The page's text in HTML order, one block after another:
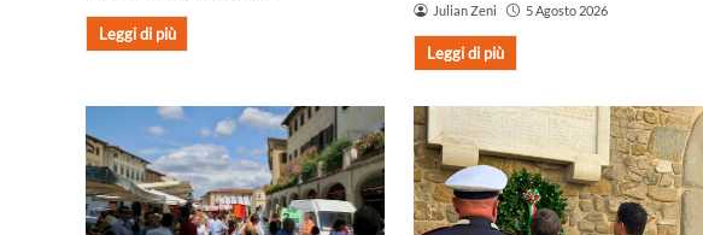
Leggi di più
Julian Zeni 5 Agosto 2026
Leggi di più